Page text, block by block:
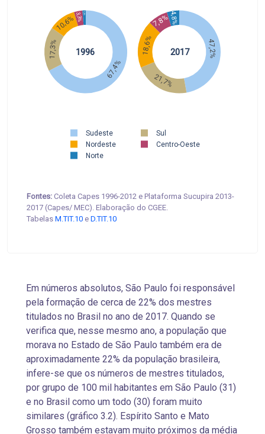
47,2%
21,7%
18,6%
7,8%4,8%
67,4%
17,3%
10,6%3,3%1,3%
Sudeste
Sul
Nordeste
Centro-Oeste
Norte
1996 2017
Fontes: Coleta Capes 1996-2012 e Plataforma Sucupira 2013-
2017 (Capes/ MEC). Elaboração do CGEE.
Tabelas M.TIT.10 e D.TIT.10
Em números absolutos, São Paulo foi responsável
pela formação de cerca de 22% dos mestres
titulados no Brasil no ano de 2017. Quando se
verifica que, nesse mesmo ano, a população que
morava no Estado de São Paulo também era de
aproximadamente 22% da população brasileira,
infere-se que os números de mestres titulados,
por grupo de 100 mil habitantes em São Paulo (31)
e no Brasil como um todo (30) foram muito
similares (gráfico 3.2). Espírito Santo e Mato
Grosso também estavam muito próximos da média